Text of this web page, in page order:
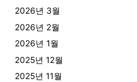
2026년 3월
2026년 2월
2026년 1월
2025년 12월
2025년 11월